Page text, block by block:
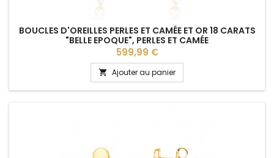
BOUCLES D'OREILLES PERLES ET CAMÉE ET OR 18 CARATS
"BELLE EPOQUE", PERLES ET CAMÉE
Prix
599,99 €
 Ajouter au panier